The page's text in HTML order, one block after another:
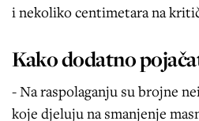
i nekoliko centimetara na
Kako dodatno
- Na raspolaganju su brojne
koje djeluju na smanjenje